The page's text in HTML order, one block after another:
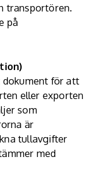
transportören.
på
för att
eller exporten
som
är
tullavgifter
med